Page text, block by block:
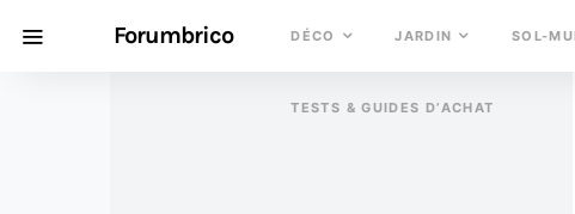
Forumbrico DÉCO JARDIN SOL-
TESTS & GUIDES D’ACHAT